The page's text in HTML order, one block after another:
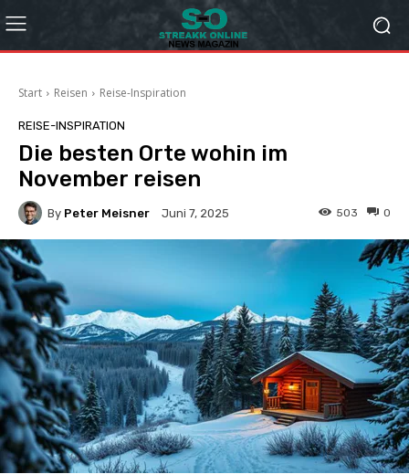
Start Reisen Reise-Inspiration
REISE-INSPIRATION
Die besten Orte wohin im
November reisen
By Peter Meisner Juni 7, 2025 0
503